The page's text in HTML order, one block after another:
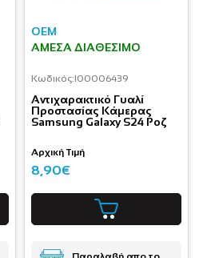
OEM
ΆΜΕΣΑ ΔΙΑΘΈΣΙΜΟ
Κωδικός:I00006439
Aντιχαρακτικό Γυαλί
Προστασίας Κάμερας
Samsung Galaxy S24 Ροζ
Αρχική Τιμή
8,90€